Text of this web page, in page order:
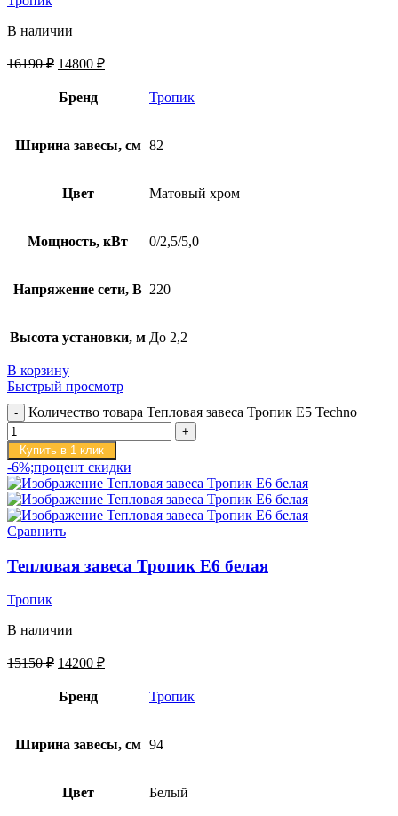
В наличии
16190₽ 14800 ₽
Бренд Тропик
Ширина завесы, см 82
Цвет Матовый хром
Мощность, кВт 0/2,5/5,0
Напряжение сети, В 220
Высота установки, м До 2,2
В корзину
Быстрый просмотр
Количество товара Тепловая завеса Тропик E5 Techno
Купить в 1 клик
-6%;процент скидки
Сравнить
Тепловая завеса Тропик E6 белая
Тропик
В наличии
15150₽ 14200 ₽
Бренд Тропик
Ширина завесы, см 94
Цвет Белый